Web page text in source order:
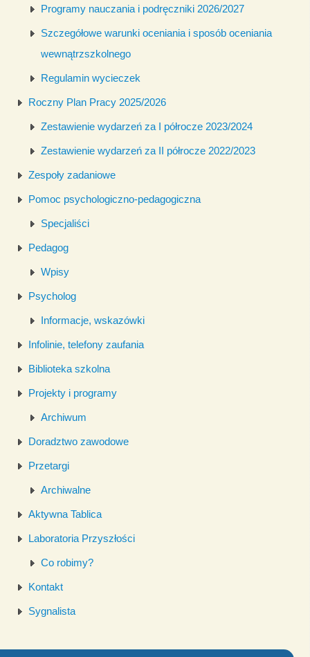
Programy nauczania i podręczniki 2026/2027
Szczegółowe warunki oceniania i sposób oceniania
wewnątrzszkolnego
Regulamin wycieczek
Roczny Plan Pracy 2025/2026
Zestawienie wydarzeń za I półrocze 2023/2024
Zestawienie wydarzeń za II półrocze 2022/2023
Zespoły zadaniowe
Pomoc psychologiczno-pedagogiczna
Specjaliści
Pedagog
Wpisy
Psycholog
Informacje, wskazówki
Infolinie, telefony zaufania
Biblioteka szkolna
Projekty i programy
Archiwum
Doradztwo zawodowe
Przetargi
Archiwalne
Aktywna Tablica
Laboratoria Przyszłości
Co robimy?
Kontakt
Sygnalista